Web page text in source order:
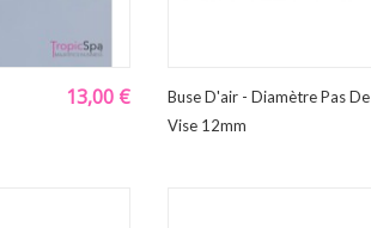
13,00 €
Buse D'air - Diamètre Pas De
Vise 12mm